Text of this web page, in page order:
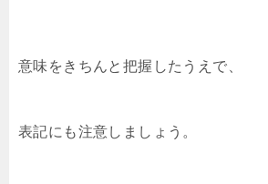
意味をきちんと把握したうえで、
表記にも注意しましょう。